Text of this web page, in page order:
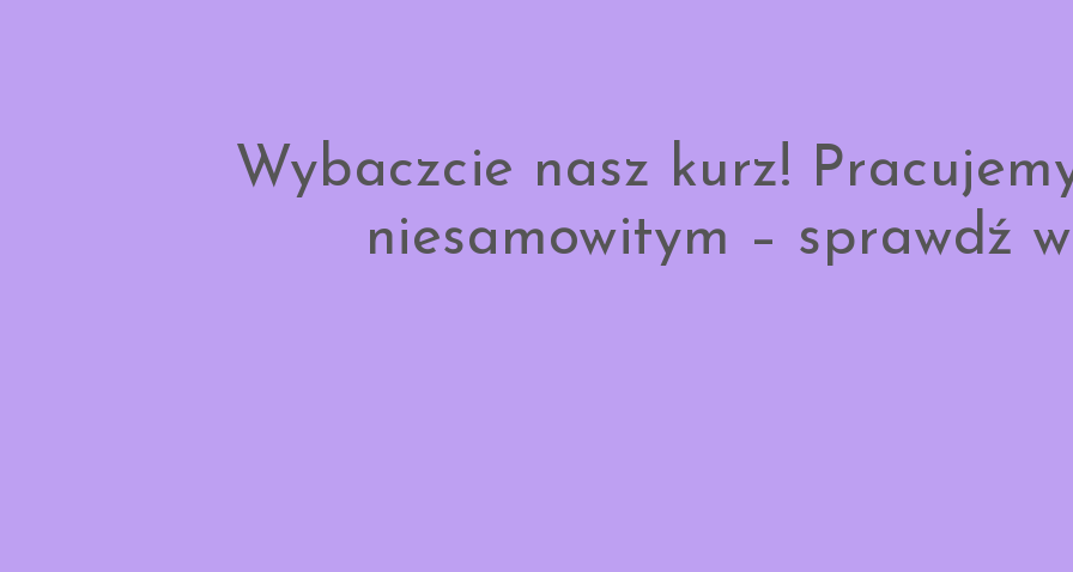
Wybaczcie nasz kurz!
niesamowitym – sprawdź